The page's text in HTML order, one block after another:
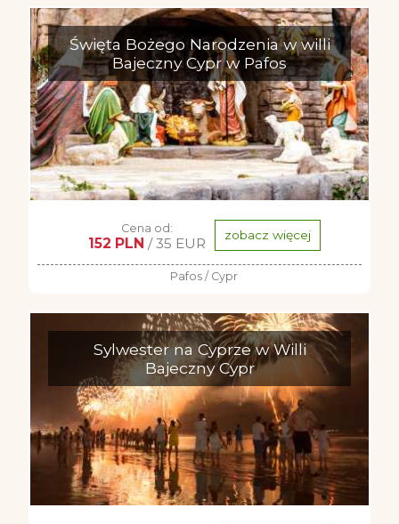
Święta Bożego Narodzenia w willi
Bajeczny Cypr w Pafos
Cena od:
152 PLN / 35 EUR zobacz więcej
Pafos / Cypr
Sylwester na Cyprze w Willi
Bajeczny Cypr